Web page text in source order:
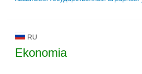
RU
Ekonomia